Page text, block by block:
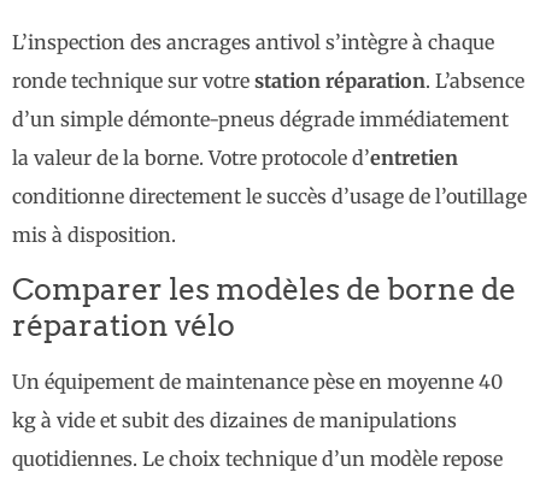
L’inspection des ancrages antivol s’intègre à chaque
ronde technique sur votre station réparation. L’absence
d’un simple démonte-pneus dégrade immédiatement
la valeur de la borne. Votre protocole d’entretien
conditionne directement le succès d’usage de l’outillage
mis à disposition.
Comparer les modèles de borne de
réparation vélo
Un équipement de maintenance pèse en moyenne 40
kg à vide et subit des dizaines de manipulations
quotidiennes. Le choix technique d’un modèle repose